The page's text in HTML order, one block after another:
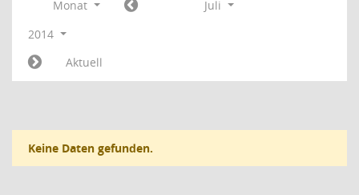
Monat
Juli
2014
Aktuell
Keine Daten gefunden.